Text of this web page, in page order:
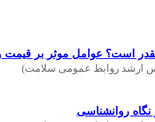
است؟ عوامل موثر بر قیمت
ارشد روابط عمومی سلامت)
نگاه روانشناسی